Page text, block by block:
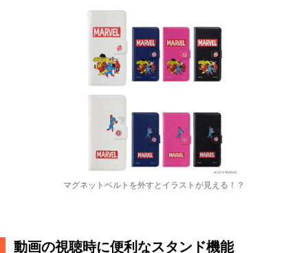
マグネットベルトを外すとイラストが見える！？
動画の視聴時に便利なスタンド機能